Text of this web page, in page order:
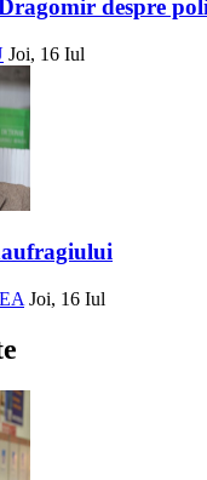
despre
Joi, 16 Iul
Joi, 16 Iul